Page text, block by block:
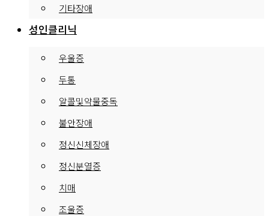
기타장애
성인클리닉
우울증
두통
알콜및약물중독
불안장애
정신신체장애
정신분열증
치매
조울증